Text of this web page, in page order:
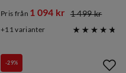
discounted
Pris från 1 094 kr
original
1 499 kr
11 varianter
-29%